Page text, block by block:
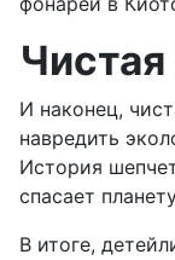
И наконец,
навредить
История
спасает
В итоге,